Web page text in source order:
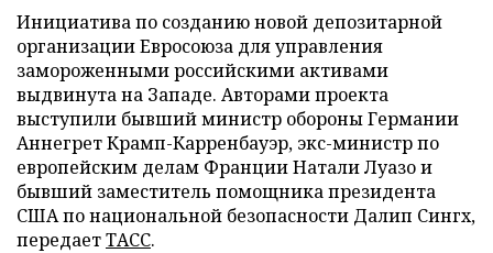
Инициатива по созданию новой депозитарной
организации Евросоюза для управления
замороженными российскими активами
выдвинута на Западе. Авторами проекта
выступили бывший министр обороны Германии
Аннегрет Крамп-Карренбауэр, экс-министр по
европейским делам Франции Натали Луазо и
бывший заместитель помощника президента
США по национальной безопасности Далип Сингх,
передаетТАСС.